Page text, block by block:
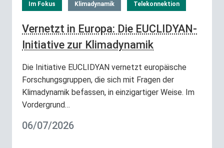
Im Fokus Klimadynamik Telekonnektion
Vernetzt in Europa: Die EUCLIDYAN-
Initiative zur Klimadynamik
Die Initiative EUCLIDYAN vernetzt europäische
Forschungsgruppen, die sich mit Fragen der
Klimadynamik befassen, in einzigartiger Weise. Im
Vordergrund…
06/07/2026